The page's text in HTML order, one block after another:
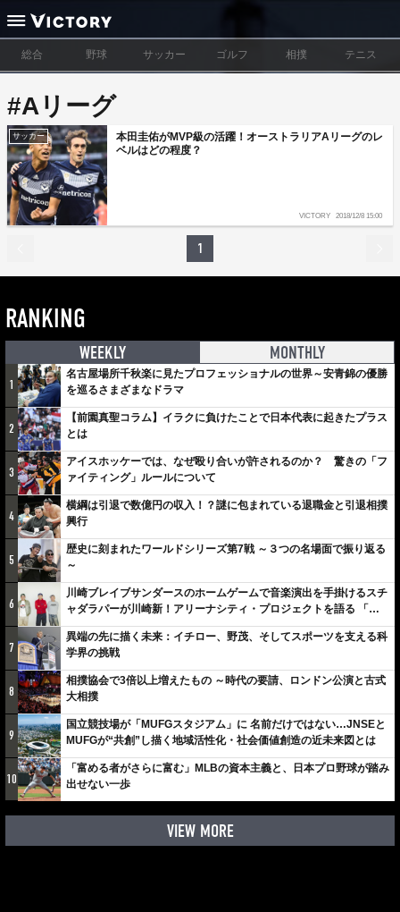
総合 野球 サッカー ゴルフ 相撲 テニス
#Aリーグ
サッカー
本田圭佑がMVP級の活躍！オーストラリアAリーグのレ
ベルはどの程度？
VICTORY 2018/12/8 15:00
1
RANKING
WEEKLY MONTHLY
1
名古屋場所千秋楽に見たプロフェッショナルの世界～安青錦の優勝
を巡るさまざまなドラマ
2
【前園真聖コラム】イラクに負けたことで日本代表に起きたプラス
とは
3
アイスホッケーでは、なぜ殴り合いが許されるのか？ 驚きの「フ
ァイティング」ルールについて
4
横綱は引退で数億円の収入！？謎に包まれている退職金と引退相撲
興行
5
歴史に刻まれたワールドシリーズ第7戦 ～３つの名場面で振り返る
～
6
川崎ブレイブサンダースのホームゲームで音楽演出を手掛けるスチ
ャダラパーが川崎新！アリーナシティ・プロジェクトを語る 「楽
しみでしかないでしょ。川崎は、ずっと成長曲線だから」
7
異端の先に描く未来：イチロー、野茂、そしてスポーツを支える科
学界の挑戦
8
相撲協会で3倍以上増えたもの ～時代の要請、ロンドン公演と古式
大相撲
9
国立競技場が「MUFGスタジアム」に 名前だけではない…JNSEと
MUFGが“共創”し描く地域活性化・社会価値創造の近未来図とは
10
「富める者がさらに富む」MLBの資本主義と、日本プロ野球が踏み
出せない一歩
VIEW MORE